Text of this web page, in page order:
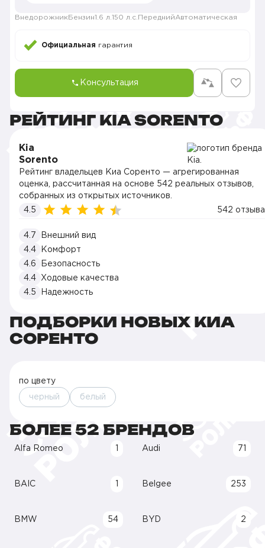
Внедорожник Бензин1.6 л. 150 л.с. ПереднийАвтоматическая
Официальная гарантия
Консультация
РЕЙТИНГ KIA SORENTO
Kia
Sorento
Рейтинг владельцев Киа Соренто — агрегированная
оценка, рассчитанная на основе 542 реальных отзывов,
собранных из открытых источников.
4.5
542 отзыва
4.7
Внешний вид
4.4
Комфорт
4.6
Безопасность
4.4
Ходовые качества
4.5
Надежность
ПОДБОРКИ НОВЫХ КИА
СОРЕНТО
по цвету
черный белый
БОЛЕЕ 52 БРЕНДОВ
Alfa Romeo Audi 71
BAIC Belgee 253
BMW 54 BYD 2